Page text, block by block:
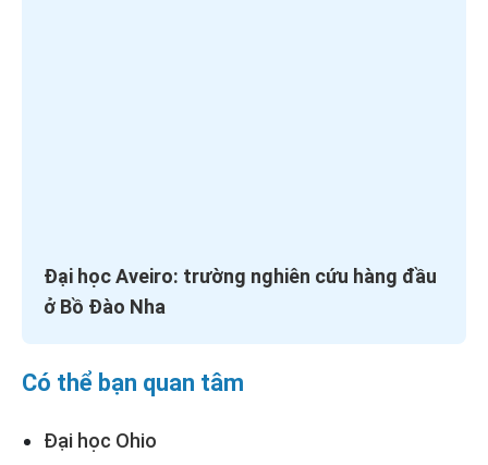
Đại học Aveiro: trường nghiên cứu hàng đầu
ở Bồ Đào Nha
Có thể bạn quan tâm
Đại học Ohio